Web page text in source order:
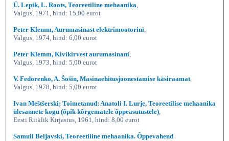
Ü. Lepik, L. Roots, Teoreetiline mehaanika
Valgus, 1971, hind: 15,00 eurot
Peter Klemm, Aurumasinast elektrimootorini
Valgus, 1974, hind: 6,00 eurot
Peter Klemm, Kivikirvest aurumasinani
Valgus, 1973, hind: 5,00 eurot
V. Fedorenko, A. Šošin, Masinaehitusjoonestamise käsiraamat
Valgus, 1978, hind: 5,00 eurot
Ivan Meštšerski; Toimetanud: Anatoli I. Lurje, Teoreetilise mehaanika
ülesannete kogu (õpik kõrgematele õppeasutustele)
Eesti Riiklik Kirjastus, 1961, hind: 8,00 eurot
Samuil Beljavski, Teoreetiline mehaanika. Õppevahend